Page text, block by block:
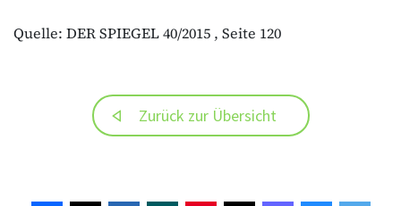
Quelle: DER SPIEGEL 40/2015 , Seite 120
Zurück zur Übersicht